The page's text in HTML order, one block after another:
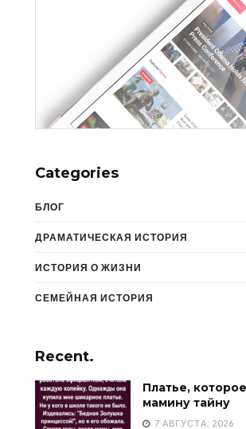
Categories
БЛОГ
ДРАМАТИЧЕСКАЯ ИСТОРИЯ
ИСТОРИЯ О ЖИЗНИ
СЕМЕЙНАЯ ИСТОРИЯ
Recent.
Платье,
мамину тайну
7 АВГУСТА, 2026